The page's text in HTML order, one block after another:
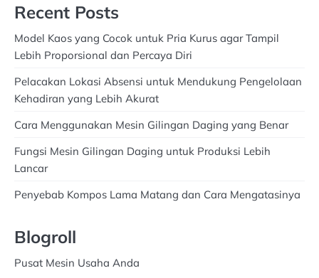
Recent Posts
Model Kaos yang Cocok untuk Pria Kurus agar Tampil
Lebih Proporsional dan Percaya Diri
Pelacakan Lokasi Absensi untuk Mendukung Pengelolaan
Kehadiran yang Lebih Akurat
Cara Menggunakan Mesin Gilingan Daging yang Benar
Fungsi Mesin Gilingan Daging untuk Produksi Lebih
Lancar
Penyebab Kompos Lama Matang dan Cara Mengatasinya
Blogroll
Pusat Mesin Usaha Anda